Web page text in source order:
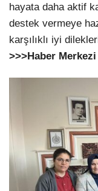
hayata daha aktif
destek vermeye
karşılıklı iyi
>>>Haber Merkezi